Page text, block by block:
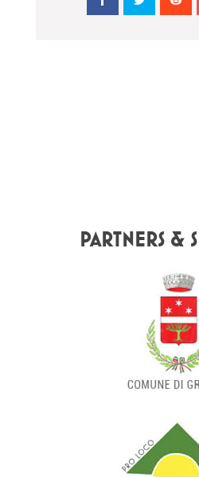
PARTNERS &